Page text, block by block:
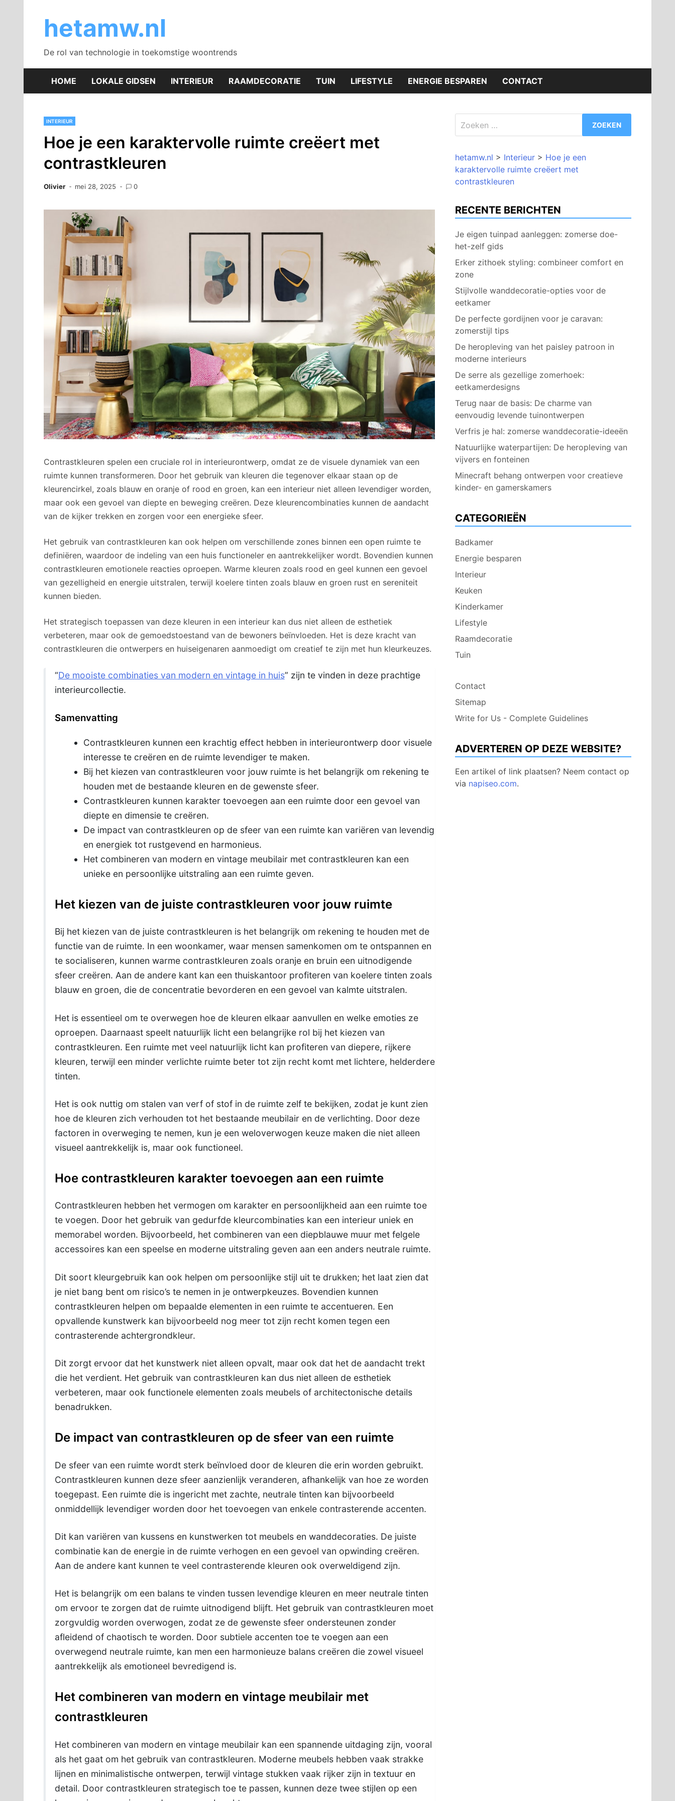
contenthetamw.nl
De rol van technologie in toekomstige woontrends
HOME LOKALE GIDSEN INTERIEUR RAAMDECORATIE TUIN LIFESTYLE ENERGIE BESPAREN CONTACT
INTERIEUR
Hoe je een karaktervolle ruimte creëert met
contrastkleuren
Olivier mei 28, 2025 0
Contrastkleuren spelen een cruciale rol in interieurontwerp, omdat ze de visuele dynamiek van een
ruimte kunnen transformeren. Door het gebruik van kleuren die tegenover elkaar staan op de
kleurencirkel, zoals blauw en oranje of rood en groen, kan een interieur niet alleen levendiger worden,
maar ook een gevoel van diepte en beweging creëren. Deze kleurencombinaties kunnen de aandacht
van de kijker trekken en zorgen voor een energieke sfeer.
Het gebruik van contrastkleuren kan ook helpen om verschillende zones binnen een open ruimte te
definiëren, waardoor de indeling van een huis functioneler en aantrekkelijker wordt. Bovendien kunnen
contrastkleuren emotionele reacties oproepen. Warme kleuren zoals rood en geel kunnen een gevoel
van gezelligheid en energie uitstralen, terwijl koelere tinten zoals blauw en groen rust en sereniteit
kunnen bieden.
Het strategisch toepassen van deze kleuren in een interieur kan dus niet alleen de esthetiek
verbeteren, maar ook de gemoedstoestand van de bewoners beïnvloeden. Het is deze kracht van
contrastkleuren die ontwerpers en huiseigenaren aanmoedigt om creatief te zijn met hun kleurkeuzes.
“De mooiste combinaties van modern en vintage in huis” zijn te vinden in deze prachtige
interieurcollectie.
Samenvatting
Contrastkleuren kunnen een krachtig effect hebben in interieurontwerp door visuele
interesse te creëren en de ruimte levendiger te maken.
Bij het kiezen van contrastkleuren voor jouw ruimte is het belangrijk om rekening te
houden met de bestaande kleuren en de gewenste sfeer.
Contrastkleuren kunnen karakter toevoegen aan een ruimte door een gevoel van
diepte en dimensie te creëren.
De impact van contrastkleuren op de sfeer van een ruimte kan variëren van levendig
en energiek tot rustgevend en harmonieus.
Het combineren van modern en vintage meubilair met contrastkleuren kan een
unieke en persoonlijke uitstraling aan een ruimte geven.
Het kiezen van de juiste contrastkleuren voor jouw ruimte
Bij het kiezen van de juiste contrastkleuren is het belangrijk om rekening te houden met de
functie van de ruimte. In een woonkamer, waar mensen samenkomen om te ontspannen en
te socialiseren, kunnen warme contrastkleuren zoals oranje en bruin een uitnodigende
sfeer creëren. Aan de andere kant kan een thuiskantoor profiteren van koelere tinten zoals
blauw en groen, die de concentratie bevorderen en een gevoel van kalmte uitstralen.
Het is essentieel om te overwegen hoe de kleuren elkaar aanvullen en welke emoties ze
oproepen. Daarnaast speelt natuurlijk licht een belangrijke rol bij het kiezen van
contrastkleuren. Een ruimte met veel natuurlijk licht kan profiteren van diepere, rijkere
kleuren, terwijl een minder verlichte ruimte beter tot zijn recht komt met lichtere, helderdere
tinten.
Het is ook nuttig om stalen van verf of stof in de ruimte zelf te bekijken, zodat je kunt zien
hoe de kleuren zich verhouden tot het bestaande meubilair en de verlichting. Door deze
factoren in overweging te nemen, kun je een weloverwogen keuze maken die niet alleen
visueel aantrekkelijk is, maar ook functioneel.
Hoe contrastkleuren karakter toevoegen aan een ruimte
Contrastkleuren hebben het vermogen om karakter en persoonlijkheid aan een ruimte toe
te voegen. Door het gebruik van gedurfde kleurcombinaties kan een interieur uniek en
memorabel worden. Bijvoorbeeld, het combineren van een diepblauwe muur met felgele
accessoires kan een speelse en moderne uitstraling geven aan een anders neutrale ruimte.
Dit soort kleurgebruik kan ook helpen om persoonlijke stijl uit te drukken; het laat zien dat
je niet bang bent om risico’s te nemen in je ontwerpkeuzes. Bovendien kunnen
contrastkleuren helpen om bepaalde elementen in een ruimte te accentueren. Een
opvallende kunstwerk kan bijvoorbeeld nog meer tot zijn recht komen tegen een
contrasterende achtergrondkleur.
Dit zorgt ervoor dat het kunstwerk niet alleen opvalt, maar ook dat het de aandacht trekt
die het verdient. Het gebruik van contrastkleuren kan dus niet alleen de esthetiek
verbeteren, maar ook functionele elementen zoals meubels of architectonische details
benadrukken.
De impact van contrastkleuren op de sfeer van een ruimte
De sfeer van een ruimte wordt sterk beïnvloed door de kleuren die erin worden gebruikt.
Contrastkleuren kunnen deze sfeer aanzienlijk veranderen, afhankelijk van hoe ze worden
toegepast. Een ruimte die is ingericht met zachte, neutrale tinten kan bijvoorbeeld
onmiddellijk levendiger worden door het toevoegen van enkele contrasterende accenten.
Dit kan variëren van kussens en kunstwerken tot meubels en wanddecoraties. De juiste
combinatie kan de energie in de ruimte verhogen en een gevoel van opwinding creëren.
Aan de andere kant kunnen te veel contrasterende kleuren ook overweldigend zijn.
Het is belangrijk om een balans te vinden tussen levendige kleuren en meer neutrale tinten
om ervoor te zorgen dat de ruimte uitnodigend blijft. Het gebruik van contrastkleuren moet
zorgvuldig worden overwogen, zodat ze de gewenste sfeer ondersteunen zonder
afleidend of chaotisch te worden. Door subtiele accenten toe te voegen aan een
overwegend neutrale ruimte, kan men een harmonieuze balans creëren die zowel visueel
aantrekkelijk als emotioneel bevredigend is.
Het combineren van modern en vintage meubilair met
contrastkleuren
Het combineren van modern en vintage meubilair kan een spannende uitdaging zijn, vooral
als het gaat om het gebruik van contrastkleuren. Moderne meubels hebben vaak strakke
lijnen en minimalistische ontwerpen, terwijl vintage stukken vaak rijker zijn in textuur en
detail. Door contrastkleuren strategisch toe te passen, kunnen deze twee stijlen op een
naar:
hetamw.nl > Interieur > Hoe je een
karaktervolle ruimte creëert met
contrastkleuren
RECENTE BERICHTEN
Je eigen tuinpad aanleggen: zomerse doe-
het-zelf gids
Erker zithoek styling: combineer comfort en
zone
Stijlvolle wanddecoratie-opties voor de
eetkamer
De perfecte gordijnen voor je caravan:
zomerstijl tips
De heropleving van het paisley patroon in
moderne interieurs
De serre als gezellige zomerhoek:
eetkamerdesigns
Terug naar de basis: De charme van
eenvoudig levende tuinontwerpen
Verfris je hal: zomerse wanddecoratie-ideeën
Natuurlijke waterpartijen: De heropleving van
vijvers en fonteinen
Minecraft behang ontwerpen voor creatieve
kinder- en gamerskamers
CATEGORIEËN
Badkamer
Energie besparen
Interieur
Keuken
Kinderkamer
Lifestyle
Raamdecoratie
Tuin
Contact
Sitemap
Write for Us - Complete Guidelines
ADVERTEREN OP DEZE WEBSITE?
Een artikel of link plaatsen? Neem contact op
via napiseo.com.